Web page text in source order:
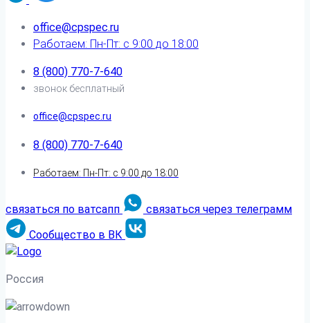
office@cpspec.ru
Работаем: Пн-Пт: с 9:00 до 18:00
8 (800) 770-7-640
звонок бесплатный
office@cpspec.ru
8 (800) 770-7-640
Работаем: Пн-Пт: с 9:00 до 18:00
связаться по ватсапп
связаться через телеграмм
Сообщество в ВК
Россия